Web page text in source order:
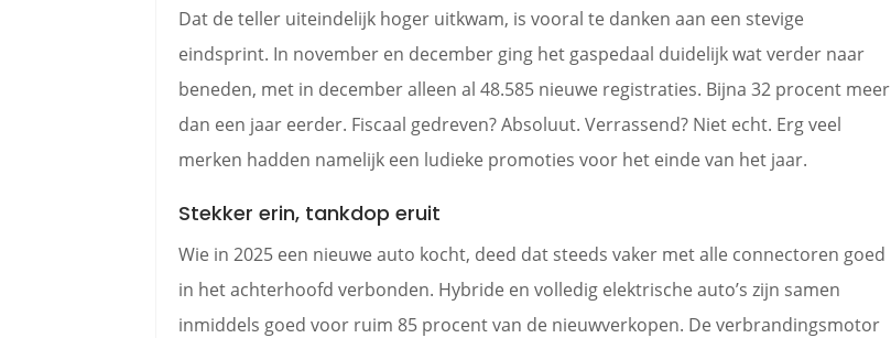
Dat de teller uiteindelijk hoger uitkwam, is vooral te danken aan een stevige
eindsprint. In november en december ging het gaspedaal duidelijk wat verder naar
beneden, met in december alleen al 48.585 nieuwe registraties. Bijna 32 procent meer
dan een jaar eerder. Fiscaal gedreven? Absoluut. Verrassend? Niet echt. Erg veel
merken hadden namelijk een ludieke promoties voor het einde van het jaar.
Stekker erin, tankdop eruit
Wie in 2025 een nieuwe auto kocht, deed dat steeds vaker met alle connectoren goed
in het achterhoofd verbonden. Hybride en volledig elektrische auto’s zijn samen
inmiddels goed voor ruim 85 procent van de nieuwverkopen. De verbrandingsmotor